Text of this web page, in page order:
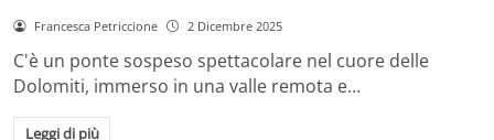
Francesca Petriccione 2 Dicembre 2025
C'è un ponte sospeso spettacolare nel cuore delle
Dolomiti, immerso in una valle remota e…
Leggi di più